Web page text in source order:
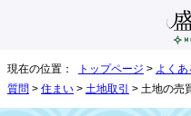
現在の位置： トップページ > よく
質問 > 住まい > 土地取引 > 土地の売